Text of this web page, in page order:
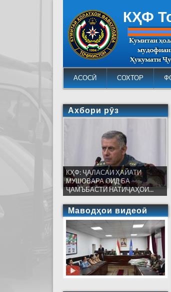
КҲФ
АСОСӢ СОХТОР
Ахбори рӯз
КҲФ: ҶАЛАСАИ ҲАЙАТИ
МУШОВАРА ОИД БА
ҶАМЪБАСТИ НАТИҶАҲОИ...
Маводҳои видеоӣ